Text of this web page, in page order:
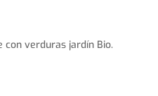
con verduras jardín Bio.